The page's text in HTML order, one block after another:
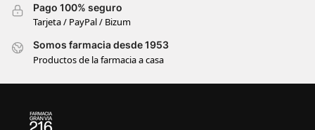
Pago 100% seguro
Tarjeta / PayPal / Bizum
Somos farmacia desde 1953
Productos de la farmacia a casa